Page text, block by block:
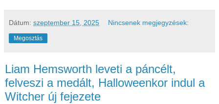
Dátum: szeptember 15, 2025 Nincsenek megjegyzések:
Megosztás
Liam Hemsworth leveti a páncélt,
felveszi a medált, Halloweenkor indul a
Witcher új fejezete